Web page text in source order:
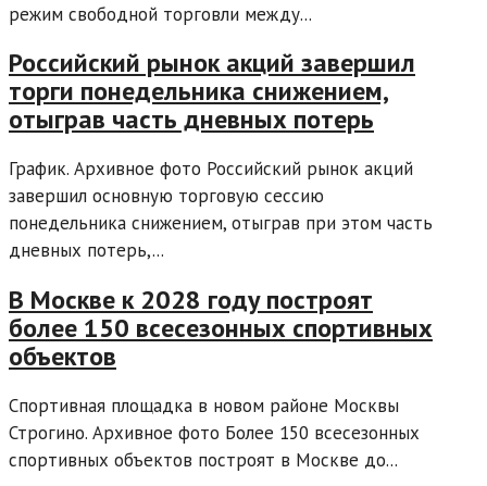
режим свободной торговли между...
Российский рынок акций завершил
торги понедельника снижением,
отыграв часть дневных потерь
График. Архивное фото Российский рынок акций
завершил основную торговую сессию
понедельника снижением, отыграв при этом часть
дневных потерь,...
В Москве к 2028 году построят
более 150 всесезонных спортивных
объектов
Спортивная площадка в новом районе Москвы
Строгино. Архивное фото Более 150 всесезонных
спортивных объектов построят в Москве до...